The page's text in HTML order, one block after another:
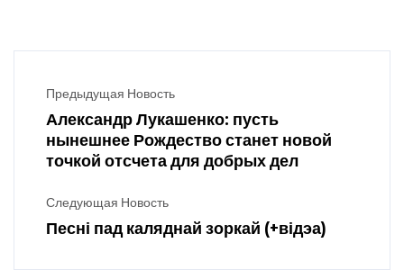
Предыдущая Новость
Александр Лукашенко: пусть
нынешнее Рождество станет новой
точкой отсчета для добрых дел
Следующая Новость
Песні пад каляднай зоркай (+відэа)